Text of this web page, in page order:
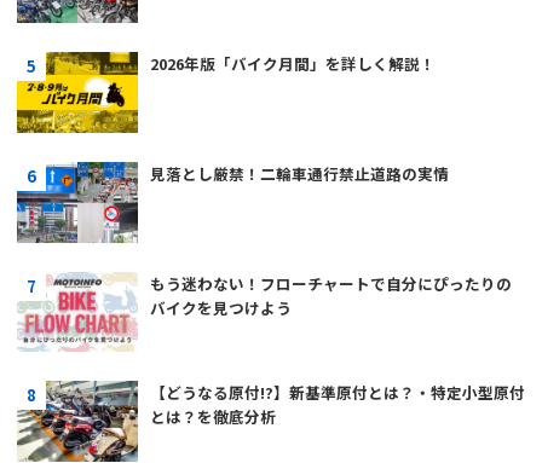
2026年版「バイク月間」を詳しく解説！
見落とし厳禁！二輪車通行禁止道路の実情
もう迷わない！フローチャートで自分にぴったりの
バイクを見つけよう
【どうなる原付!?】新基準原付とは？・特定小型原付
とは？を徹底分析